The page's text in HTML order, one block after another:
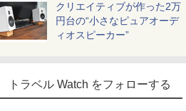
クリエイティブが作った2万
円台の“小さなピュアオーデ
ィオスピーカー”
トラベル Watch をフォローする